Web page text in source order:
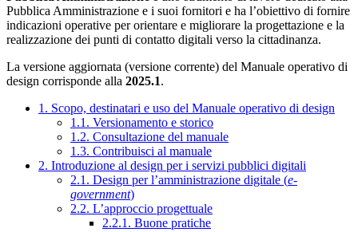
Pubblica Amministrazione e i suoi fornitori e ha l’obiettivo di fornire
indicazioni operative per orientare e migliorare la progettazione e la
realizzazione dei punti di contatto digitali verso la cittadinanza.
La versione aggiornata (versione corrente) del Manuale operativo di
design corrisponde alla 2025.1.
1. Scopo, destinatari e uso del Manuale operativo di design
1.1. Versionamento e storico
1.2. Consultazione del manuale
1.3. Contribuisci al manuale
2. Introduzione al design per i servizi pubblici digitali
2.1. Design per l’amministrazione digitale (e-
government)
2.2. L’approccio progettuale
2.2.1. Buone pratiche